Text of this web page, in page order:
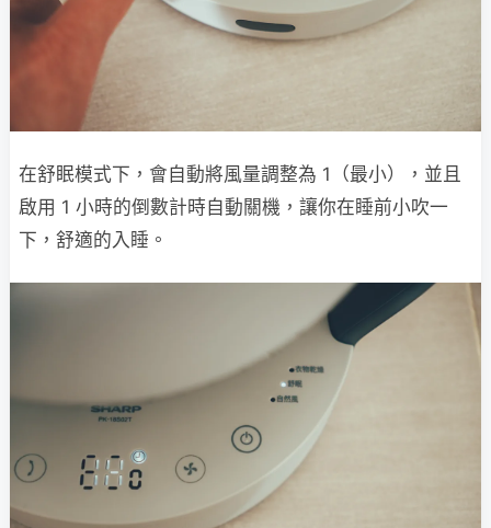
在舒眠模式下，會自動將風量調整為 1（最小），並且
啟用 1 小時的倒數計時自動關機，讓你在睡前小吹一
下，舒適的入睡。